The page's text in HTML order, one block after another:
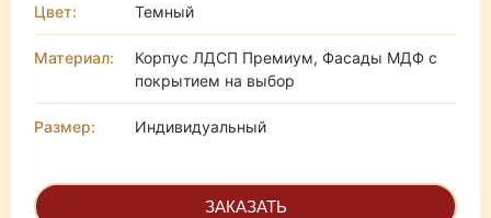
Цвет: Темный
Материал:
Корпус ЛДСП Премиум, Фасады МДФ с
покрытием на выбор
Размер: Индивидуальный
ЗАКАЗАТЬ